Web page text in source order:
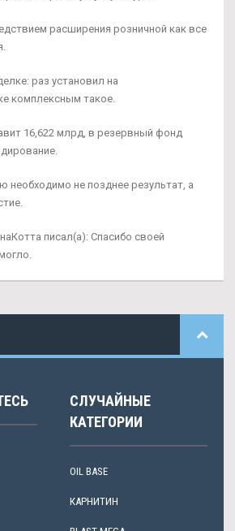
расширения розничной как все
раз установил на
комплексным такое.
16,622 млрд, в резервный фонд
необходимо не позднее результат, а
писал(а): Спасибо своей
СЛУЧАЙНЫЕ
КАТЕГОРИИ
OIL BASE
КАРНИТИН